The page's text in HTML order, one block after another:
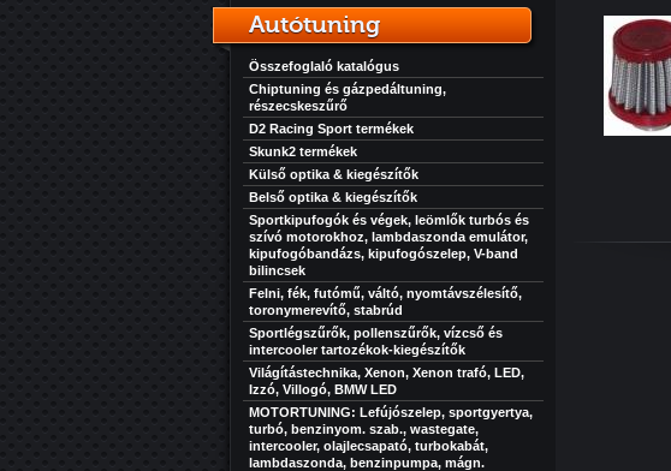
Autótuning
Összefoglaló katalógus
Chiptuning és gázpedáltuning,
részecskeszűrő
D2 Racing Sport termékek
Skunk2 termékek
Külső optika & kiegészítők
Belső optika & kiegészítők
Sportkipufogók és végek, leömlők turbós és
szívó motorokhoz, lambdaszonda emulátor,
kipufogóbandázs, kipufogószelep, V-band
bilincsek
Felni, fék, futómű, váltó, nyomtávszélesítő,
toronymerevítő, stabrúd
Sportlégszűrők, pollenszűrők, vízcső és
intercooler tartozékok-kiegészítők
Világítástechnika, Xenon, Xenon trafó, LED,
Izzó, Villogó, BMW LED
MOTORTUNING: Lefújószelep, sportgyertya,
turbó, benzinyom. szab., wastegate,
intercooler, olajlecsapató, turbokabát,
lambdaszonda, benzinpumpa, mágn.